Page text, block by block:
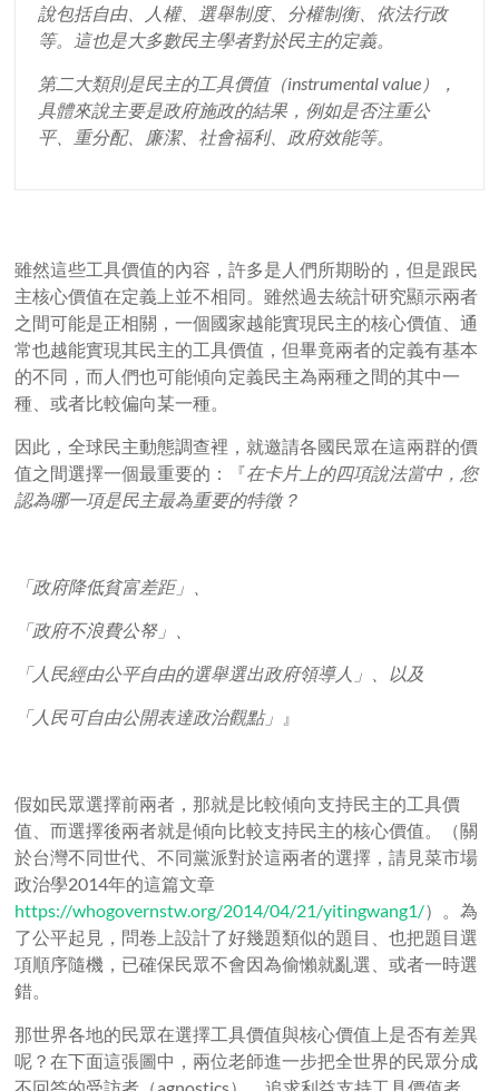
說包括自由、人權、選舉制度、分權制衡、依法行政
等。這也是大多數民主學者對於民主的定義。
第二大類則是民主的工具價值（instrumental value ），
具體來說主要是政府施政的結果，例如是否注重公
平、重分配、廉潔、社會福利、政府效能等。
雖然這些工具價值的內容，許多是人們所期盼的，但是跟民
主核心價值在定義上並不相同。雖然過去統計研究顯示兩者
之間可能是正相關，一個國家越能實現民主的核心價值、通
常也越能實現其民主的工具價值，但畢竟兩者的定義有基本
的不同，而人們也可能傾向定義民主為兩種之間的其中一
種、或者比較偏向某一種。
因此，全球民主動態調查裡，就邀請各國民眾在這兩群的價
值之間選擇一個最重要的：『在卡片上的四項說法當中，您
認為哪一項是民主最為重要的特徵？
「政府降低貧富差距」、
「政府不浪費公帑」、
「人民經由公平自由的選舉選出政府領導人」、以及
「人民可自由公開表達政治觀點」 』
假如民眾選擇前兩者，那就是比較傾向支持民主的工具價
值、而選擇後兩者就是傾向比較支持民主的核心價值。（關
於台灣不同世代、不同黨派對於這兩者的選擇，請見菜市場
政治學2014年的這篇文章
https://whogovernstw.org/2014/04/21/yitingwang1/）。為
了公平起見，問卷上設計了好幾題類似的題目、也把題目選
項順序隨機，已確保民眾不會因為偷懶就亂選、或者一時選
錯。
那世界各地的民眾在選擇工具價值與核心價值上是否有差異
呢？在下面這張圖中，兩位老師進一步把全世界的民眾分成
不回答的受訪者（agnostics）、追求利益支持工具價值者